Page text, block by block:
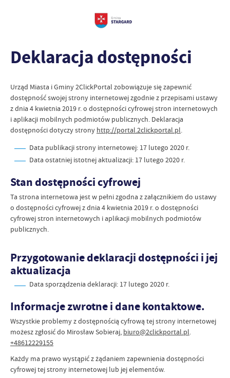
Deklaracja dostępności
Urząd Miasta i Gminy 2ClickPortal zobowiązuje się zapewnić
dostępność swojejstrony internetowejzgodnie z przepisami ustawy
z dnia 4 kwietnia 2019 r. o dostępności cyfrowej stron internetowych
i aplikacji mobilnych podmiotów publicznych. Deklaracja
dostępności dotyczy strony http://portal.2clickportal.pl.
Data publikacji strony internetowej: 17 lutego 2020 r.
Data ostatniej istotnej aktualizacji: 17 lutego 2020 r.
Stan dostępności cyfrowej
Ta strona internetowa jest w pełni zgodna z załącznikiem do ustawy
o dostępności cyfrowej z dnia 4 kwietnia 2019 r. o dostępności
cyfrowej stron internetowych i aplikacji mobilnych podmiotów
publicznych.
Przygotowanie deklaracji dostępności i jej
aktualizacja
Data sporządzenia deklaracji: 17 lutego 2020 r.
Informacje zwrotne i dane kontaktowe.
Wszystkie problemy z dostępnością cyfrową tej strony internetowej
możesz zgłosić do Mirosław Sobieraj, biuro@2clickportal.pl.
+48612229155
Każdy ma prawo wystąpić z żądaniem zapewnienia dostępności
cyfrowej tej strony internetowej lub jej elementów.